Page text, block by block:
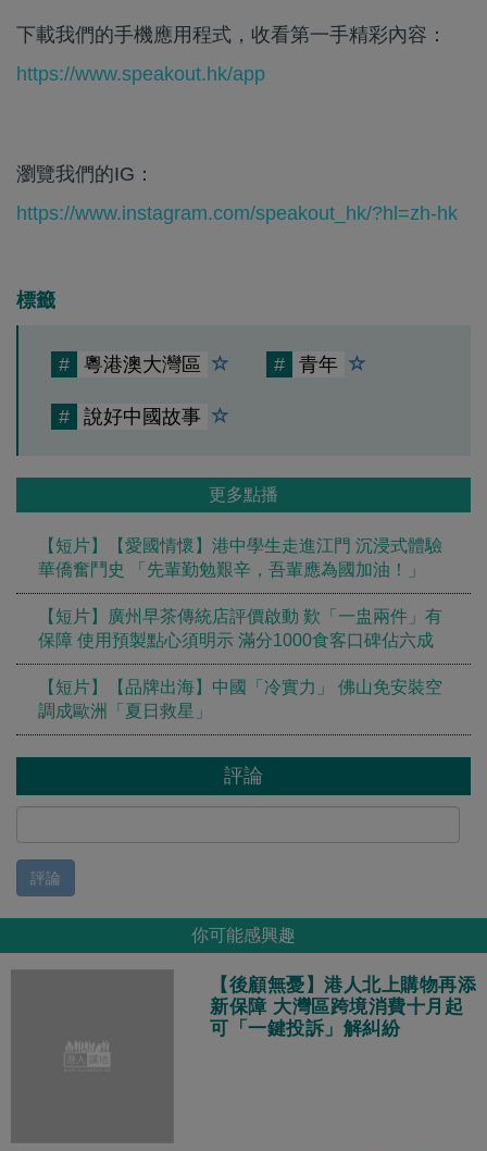
下載我們的手機應用程式，收看第一手精彩內容：
https://www.speakout.hk/app
瀏覽我們的IG：
https://www.instagram.com/speakout_hk/?hl=zh-hk
標籤
# 粵港澳大灣區 # 青年
# 說好中國故事
更多點播
【短片】【愛國情懷】港中學生走進江門 沉浸式體驗
華僑奮鬥史 「先輩勤勉艱辛，吾輩應為國加油！」
【短片】廣州早茶傳統店評價啟動 歎「一盅兩件」有
保障 使用預製點心須明示 滿分1000食客口碑佔六成
【短片】【品牌出海】中國「冷實力」 佛山免安裝空
調成歐洲「夏日救星」
評論
評論
你可能感興趣
【後顧無憂】港人北上購物再添
新保障 大灣區跨境消費十月起
可「一鍵投訴」解糾紛